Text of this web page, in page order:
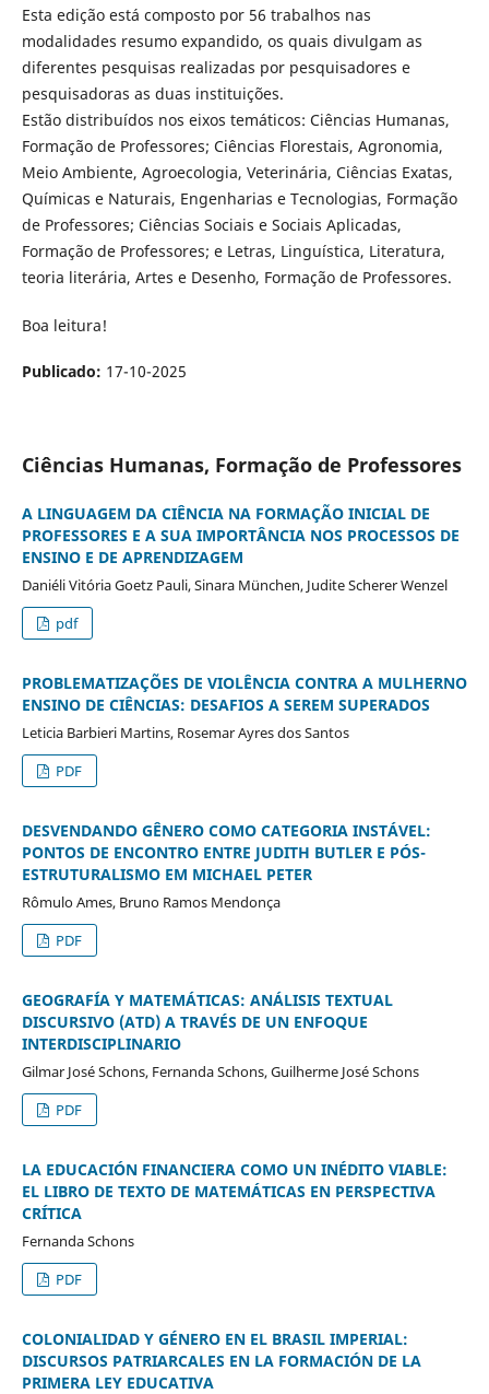
Esta edição está composto por 56 trabalhos nas
modalidades resumo expandido, os quais divulgam as
diferentes pesquisas realizadas por pesquisadores e
pesquisadoras as duas instituições.
Estão distribuídos nos eixos temáticos: Ciências Humanas,
Formação de Professores; Ciências Florestais, Agronomia,
Meio Ambiente, Agroecologia, Veterinária, Ciências Exatas,
Químicas e Naturais, Engenharias e Tecnologias, Formação
de Professores; Ciências Sociais e Sociais Aplicadas,
Formação de Professores; e Letras, Linguística, Literatura,
teoria literária, Artes e Desenho, Formação de Professores.
Boa leitura!
Publicado: 17-10-2025
Ciências Humanas, Formação de Professores
A LINGUAGEM DA CIÊNCIA NA FORMAÇÃO INICIAL DE
PROFESSORES E A SUA IMPORTÂNCIA NOS PROCESSOS DE
ENSINO E DE APRENDIZAGEM
Daniéli Vitória Goetz Pauli, Sinara München, Judite Scherer Wenzel
pdf
PROBLEMATIZAÇÕES DE VIOLÊNCIA CONTRA A MULHERNO
ENSINO DE CIÊNCIAS: DESAFIOS A SEREM SUPERADOS
Leticia Barbieri Martins, Rosemar Ayres dos Santos
PDF
DESVENDANDO GÊNERO COMO CATEGORIA INSTÁVEL:
PONTOS DE ENCONTRO ENTRE JUDITH BUTLER E PÓS-
ESTRUTURALISMO EM MICHAEL PETER
Rômulo Ames, Bruno Ramos Mendonça
PDF
GEOGRAFÍA Y MATEMÁTICAS: ANÁLISIS TEXTUAL
DISCURSIVO (ATD) A TRAVÉS DE UN ENFOQUE
INTERDISCIPLINARIO
Gilmar José Schons, Fernanda Schons, Guilherme José Schons
PDF
LA EDUCACIÓN FINANCIERA COMO UN INÉDITO VIABLE:
EL LIBRO DE TEXTO DE MATEMÁTICAS EN PERSPECTIVA
CRÍTICA
Fernanda Schons
PDF
COLONIALIDAD Y GÉNERO EN EL BRASIL IMPERIAL:
DISCURSOS PATRIARCALES EN LA FORMACIÓN DE LA
PRIMERA LEY EDUCATIVA